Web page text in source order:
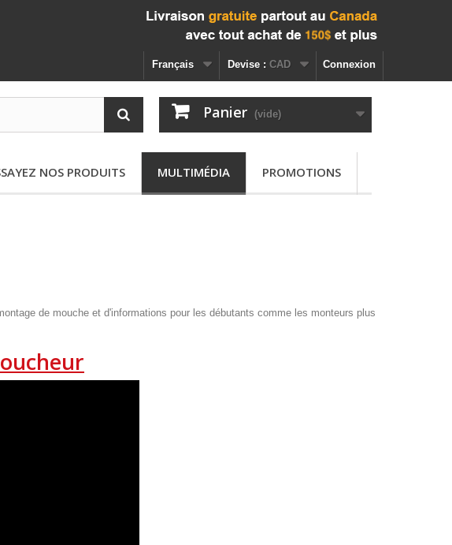
Connexion
Devise : CAD
Français
Panier (vide)
NOS PRODUITS MULTIMÉDIA PROMOTIONS
de mouche et d'informations pour les débutants comme les monteurs plus